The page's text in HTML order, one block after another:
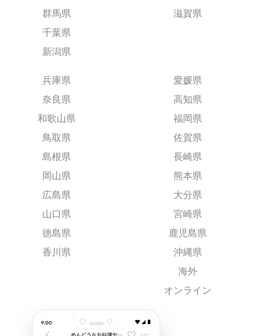
群馬県
千葉県
新潟県
滋賀県
兵庫県
奈良県
和歌山県
鳥取県
島根県
岡山県
広島県
山口県
徳島県
香川県
愛媛県
高知県
福岡県
佐賀県
長崎県
熊本県
大分県
宮崎県
鹿児島県
沖縄県
海外
オンライン